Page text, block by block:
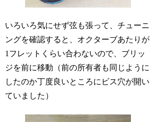
いろいろ気にせず弦も張って、チューニ
ングを確認すると、オクターブあたりが
1フレットくらい合わないので、ブリッ
ジを前に移動（前の所有者も同じように
したのか丁度良いところにビス穴が開い
ていました）